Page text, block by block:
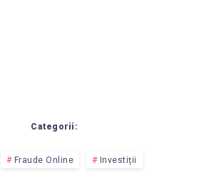
Categorii:
Fraude Online Investiții